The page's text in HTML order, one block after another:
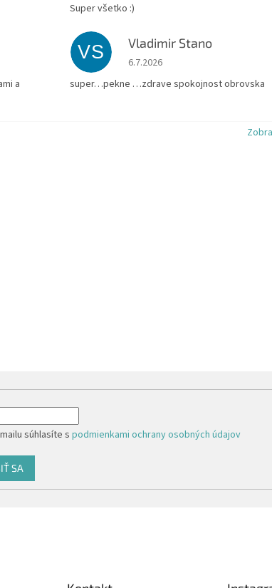
Super všetko :)
a
VS Vladimir Stano
Hodnotenie obchodu je 5 z 5
6.7.2026
super…pekne …zdrave spokojnost obrovska
súhlasíte spodmienkami ochrany osobných údajov
SA